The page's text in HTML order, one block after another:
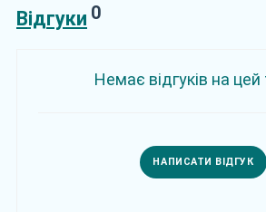
Відгуки 0
Немає відгуків на цей
НАПИСАТИ ВІДГУК